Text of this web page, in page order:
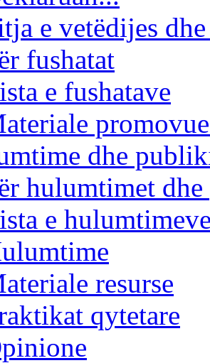
e vetëdijes
fushatat
e fushatave
dhe
hulumtimet
e
resurse
qytetare